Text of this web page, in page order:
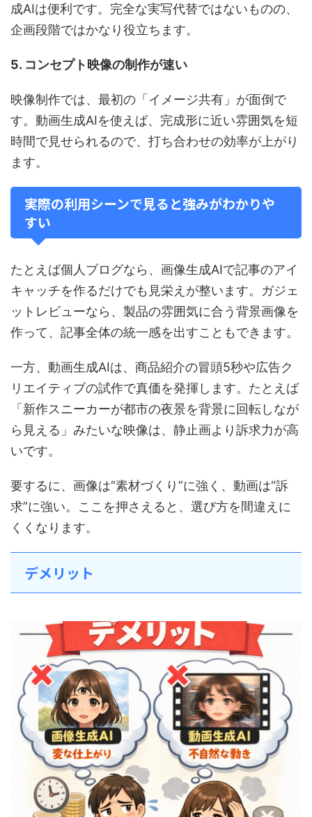
成AIは便利です。完全な実写代替ではないものの、
企画段階ではかなり役立ちます。
5. コンセプト映像の制作が速い
映像制作では、最初の「イメージ共有」が面倒で
す。動画生成AIを使えば、完成形に近い雰囲気を短
時間で見せられるので、打ち合わせの効率が上がり
ます。
実際の利用シーンで見ると強みがわかりや
すい
たとえば個人ブログなら、画像生成AIで記事のアイ
キャッチを作るだけでも見栄えが整います。ガジェ
ットレビューなら、製品の雰囲気に合う背景画像を
作って、記事全体の統一感を出すこともできます。
一方、動画生成AIは、商品紹介の冒頭5秒や広告ク
リエイティブの試作で真価を発揮します。たとえば
「新作スニーカーが都市の夜景を背景に回転しなが
ら見える」みたいな映像は、静止画より訴求力が高
いです。
要するに、画像は“素材づくり”に強く、動画は“訴
求”に強い。ここを押さえると、選び方を間違えに
くくなります。
デメリット